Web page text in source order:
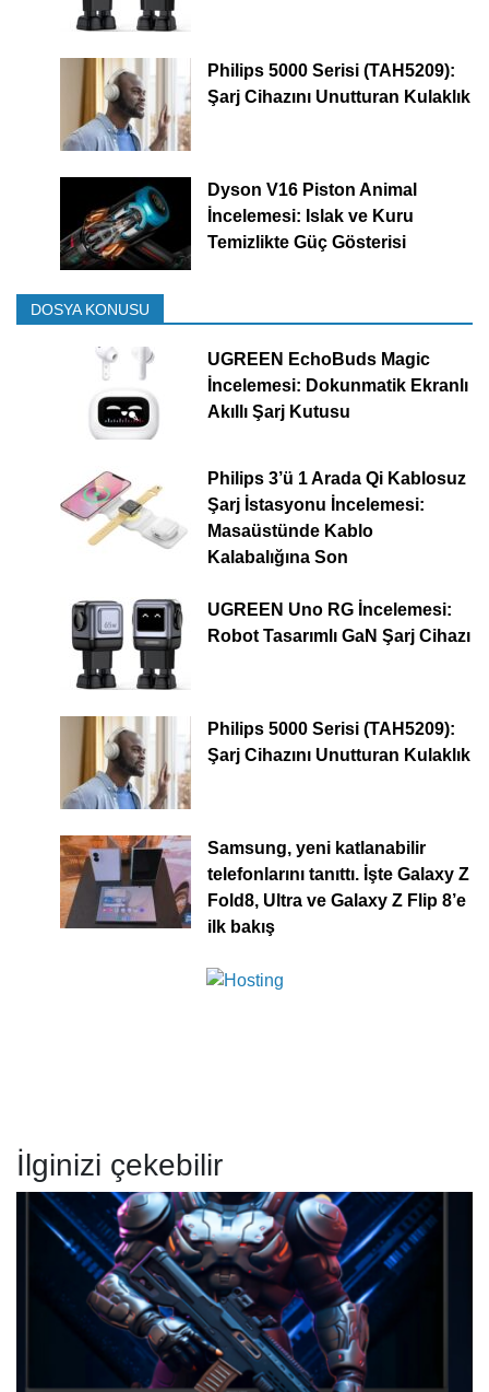
Philips 5000 Serisi (TAH5209):
Şarj Cihazını Unutturan Kulaklık
Dyson V16 Piston Animal
İncelemesi: Islak ve Kuru
Temizlikte Güç Gösterisi
DOSYA KONUSU
UGREEN EchoBuds Magic
İncelemesi: Dokunmatik Ekranlı
Akıllı Şarj Kutusu
Philips 3’ü 1 Arada Qi Kablosuz
Şarj İstasyonu İncelemesi:
Masaüstünde Kablo
Kalabalığına Son
UGREEN Uno RG İncelemesi:
Robot Tasarımlı GaN Şarj Cihazı
Philips 5000 Serisi (TAH5209):
Şarj Cihazını Unutturan Kulaklık
Samsung, yeni katlanabilir
telefonlarını tanıttı. İşte Galaxy Z
Fold8, Ultra ve Galaxy Z Flip 8’e
ilk bakış
İlginizi çekebilir